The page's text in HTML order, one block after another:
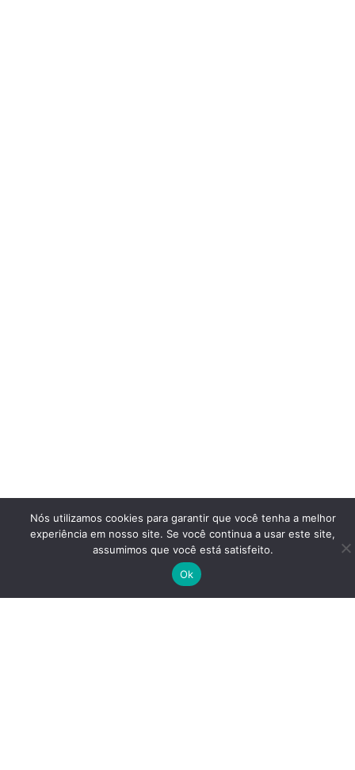
Nós utilizamos cookies para garantir que você tenha a melhor
experiência em nosso site. Se você continua a usar este site,
assumimos que você está satisfeito.
Ok